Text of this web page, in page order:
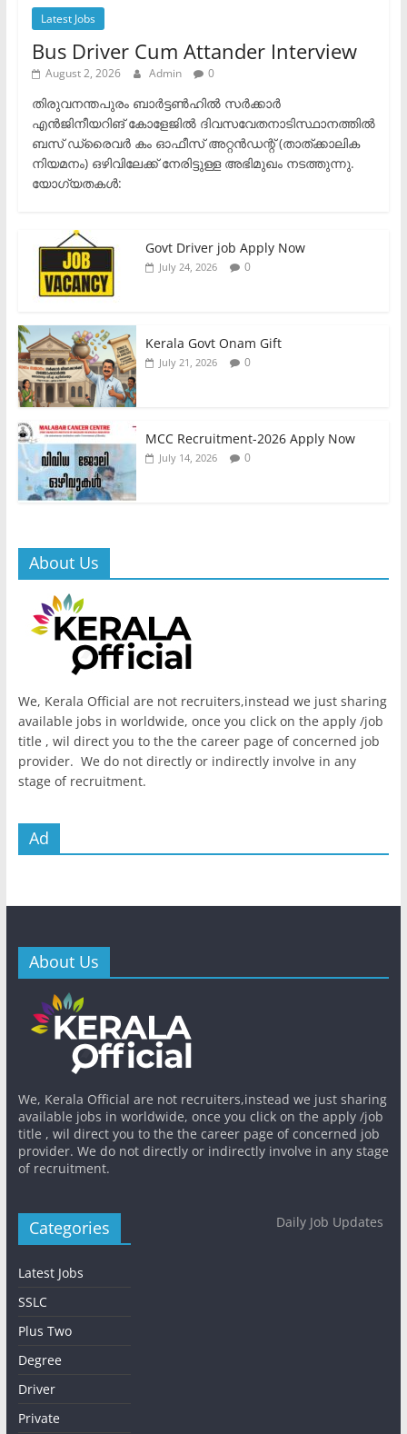
Latest Jobs
Bus Driver Cum Attander Interview
August 2, 2026 Admin 0
തിരുവനന്തപുരം ബാർട്ടൺഹിൽ സർക്കാർ
എൻജിനീയറിങ് കോളേജിൽ ദിവസവേതനാടിസ്ഥാനത്തിൽ
ബസ് ഡ്രൈവർ കം ഓഫീസ് അറ്റൻഡന്റ് (താത്ക്കാലിക
നിയമനം) ഒഴിവിലേക്ക് നേരിട്ടുള്ള അഭിമുഖം നടത്തുന്നു.​
യോഗ്യതകൾ:
Govt Driver job Apply Now
July 24, 2026 0
Kerala Govt Onam Gift
July 21, 2026 0
MCC Recruitment-2026 Apply Now
July 14, 2026 0
About Us
We, Kerala Official are not recruiters,instead we just sharing
available jobs in worldwide, once you click on the apply /job
title , wil direct you to the the career page of concerned job
provider. We do not directly or indirectly involve in any
stage of recruitment.
Ad
About Us
We, Kerala Official are not recruiters,instead we just sharing
available jobs in worldwide, once you click on the apply /job
title , wil direct you to the the career page of concerned job
provider. We do not directly or indirectly involve in any stage
of recruitment.
Categories
Latest Jobs
SSLC
Plus Two
Degree
Driver
Private
Daily Job Updates